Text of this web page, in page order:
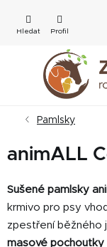
obsah
Pamlsky
animALL
Sušené pamlsky
krmivo pro psy
zpestření běžného
masové pochoutky